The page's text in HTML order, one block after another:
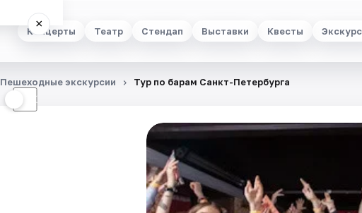
Концерты Театр Стендап Выставки Квесты
×
☾
Пешеходные экскурсии Тур по барам Санкт-Петербурга